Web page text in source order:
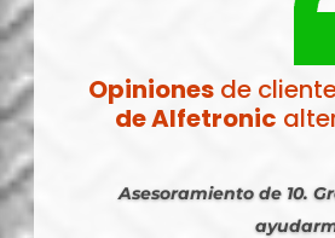
Opinionesde
de Alfetronic
Asesoramiento de 10.